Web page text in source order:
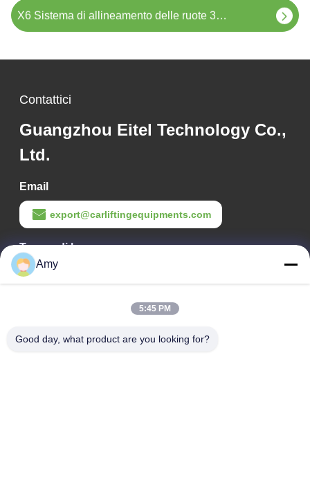
X6 Sistema di allineamento delle ruote 3D ad alte prestazioni per la meccanica di precisione
Sollevamento per auto a grondaia per officine professionali per 9000 libbre
Contattici
Guangzhou Eitel Technology Co.,
Ltd.
Email
export@carliftingequipments.com
Tempo di lavoro
09:00-18:00
Strada nazionale 106, distretto di Huadu, città di Guangzhou
Amy
5:45 PM
Good day, what product are you looking for?